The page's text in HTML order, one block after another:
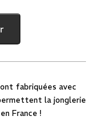
fabriquées avec
la jonglerie
France !